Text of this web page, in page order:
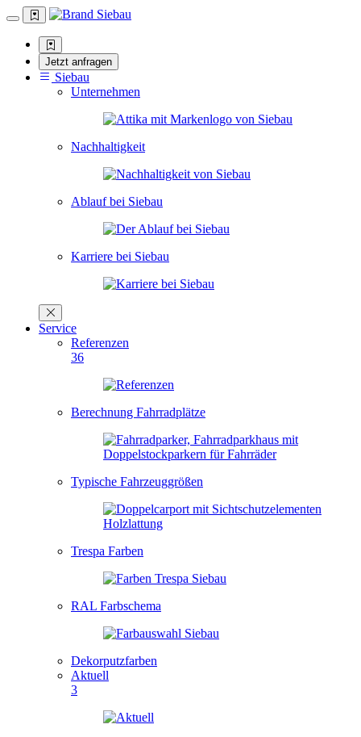
Jetzt anfragen
Siebau
Unternehmen
Nachhaltigkeit
Ablauf bei Siebau
Karriere bei Siebau
Service
Referenzen
36
Berechnung Fahrradplätze
Typische Fahrzeuggrößen
Trespa Farben
RAL Farbschema
Dekorputzfarben
Aktuell
3